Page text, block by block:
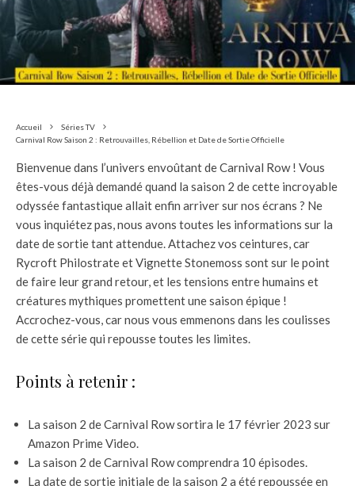
Accueil
Séries TV
Carnival Row Saison 2 : Retrouvailles, Rébellion et Date de Sortie Officielle
Bienvenue dans l’univers envoûtant de Carnival Row ! Vous
êtes-vous déjà demandé quand la saison 2 de cette incroyable
odyssée fantastique allait enfin arriver sur nos écrans ? Ne
vous inquiétez pas, nous avons toutes les informations sur la
date de sortie tant attendue. Attachez vos ceintures, car
Rycroft Philostrate et Vignette Stonemoss sont sur le point
de faire leur grand retour, et les tensions entre humains et
créatures mythiques promettent une saison épique !
Accrochez-vous, car nous vous emmenons dans les coulisses
de cette série qui repousse toutes les limites.
Points à retenir :
La saison 2 de Carnival Row sortira le 17 février 2023 sur
Amazon Prime Video.
La saison 2 de Carnival Row comprendra 10 épisodes.
La date de sortie initiale de la saison 2 a été repoussée en